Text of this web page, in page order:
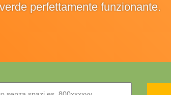
perfettamente funzionante.